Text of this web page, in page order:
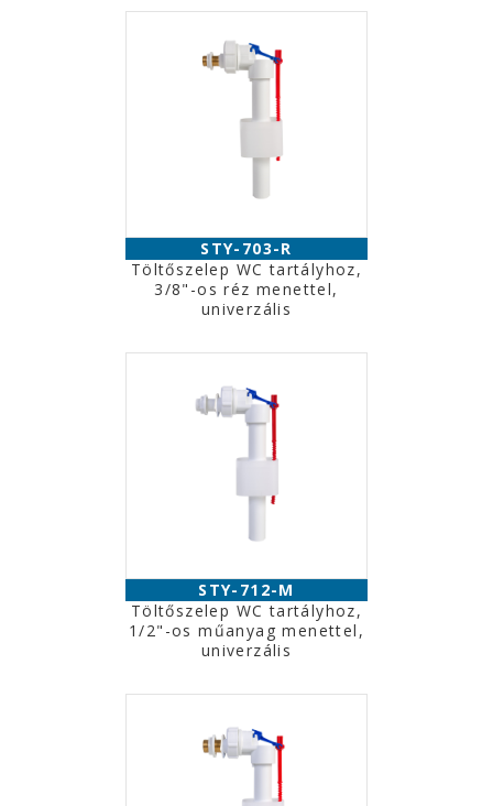
STY-703-R
Töltőszelep WC tartályhoz,
3/8"-os réz menettel,
univerzális
STY-712-M
Töltőszelep WC tartályhoz,
1/2"-os műanyag menettel,
univerzális